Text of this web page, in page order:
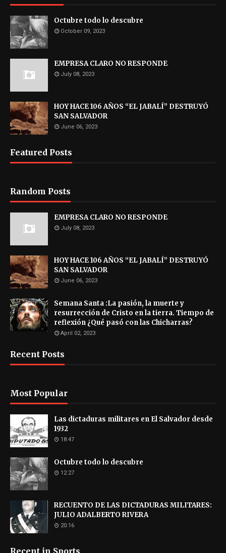
Octubre todo lo descubre
October 09, 2023
EMPRESA CLARO NO RESPONDE
July 08, 2023
HOY HACE 106 AÑOS “EL JABALÍ” DESTRUYÓ
SAN SALVADOR
June 06, 2023
Featured Posts
Random Posts
EMPRESA CLARO NO RESPONDE
July 08, 2023
HOY HACE 106 AÑOS “EL JABALÍ” DESTRUYÓ
SAN SALVADOR
June 06, 2023
Semana Santa :La pasión, la muerte y
resurrección de Cristo en la tierra. Tiempo de
reflexión ¿Qué pasó con las Chicharras?
April 02, 2023
Recent Posts
Most Popular
Las dictaduras militares en El Salvador desde
1932
18:47
Octubre todo lo descubre
12:27
RECUENTO DE LAS DICTADURAS MILITARES:
JULIO ADALBERTO RIVERA
20:16
Recent in Sports